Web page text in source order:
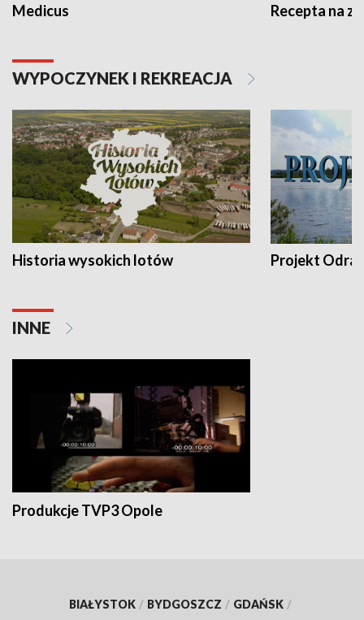
Medicus Recepta na
WYPOCZYNEK I REKREACJA
Historia wysokich lotów Projekt Odra
INNE
Produkcje TVP3 Opole
BIAŁYSTOK / BYDGOSZCZ / GDAŃSK /